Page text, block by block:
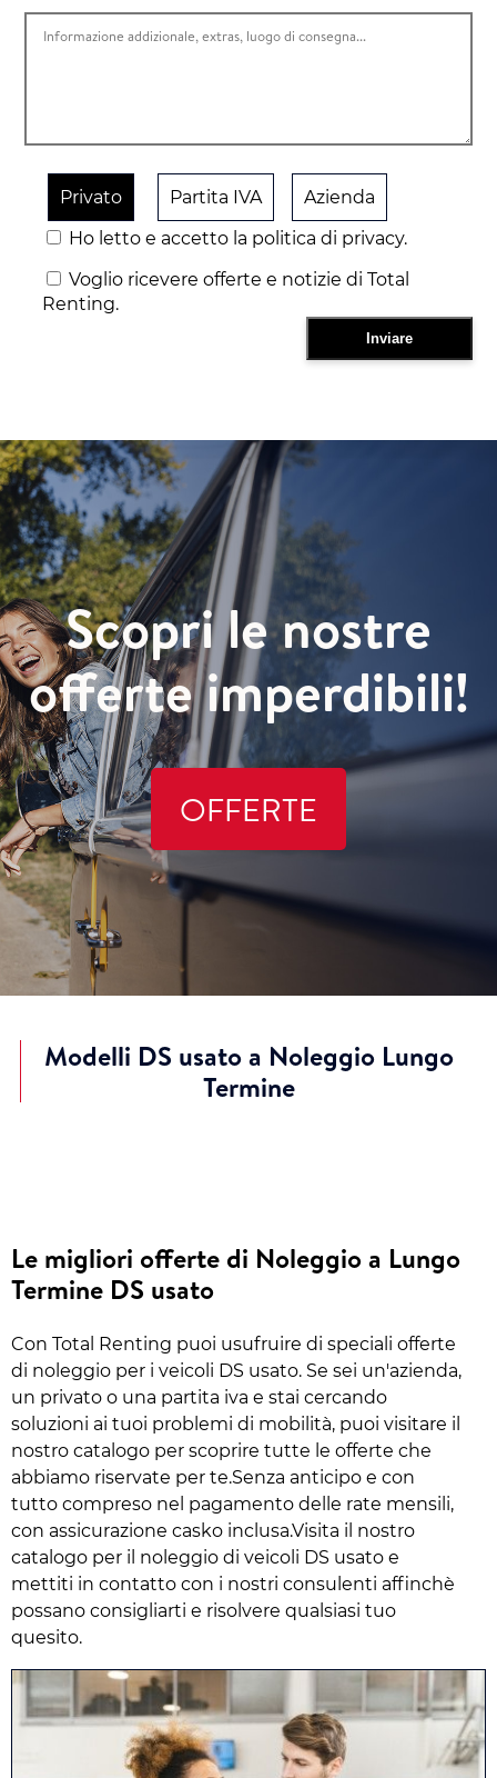
Privato Partita IVA
Azienda
Ho letto e accetto la politica di privacy.
Voglio ricevere offerte e notizie di Total
Renting.
Scopri le nostre
offerte imperdibili!
OFFERTE
Modelli DS usato a Noleggio Lungo
Termine
Le migliori offerte di Noleggio a Lungo
Termine DS usato
Con Total Renting puoi usufruire di speciali offerte
di noleggio per i veicoli DS usato. Se sei un'azienda,
un privato o una partita iva e stai cercando
soluzioni ai tuoi problemi di mobilità, puoi visitare il
nostro catalogo per scoprire tutte le offerte che
abbiamo riservate per te.Senza anticipo e con
tutto compreso nel pagamento delle rate mensili,
con assicurazione casko inclusa.Visita il nostro
catalogo per il noleggio di veicoli DS usato e
mettiti in contatto con i nostri consulenti affinchè
possano consigliarti e risolvere qualsiasi tuo
quesito.